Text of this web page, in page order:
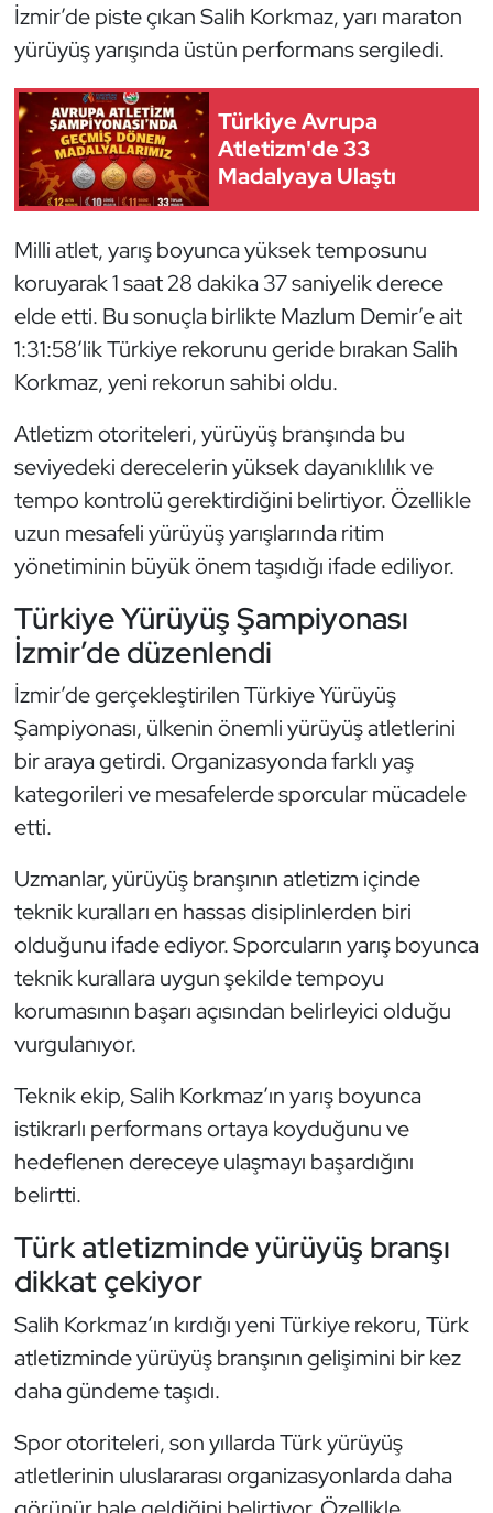
İzmir’de piste çıkan Salih Korkmaz, yarı maraton
yürüyüş yarışında üstün performans sergiledi.
Türkiye Avrupa
Atletizm'de 33
Madalyaya Ulaştı
Milli atlet, yarış boyunca yüksek temposunu
koruyarak 1 saat 28 dakika 37 saniyelik derece
elde etti. Bu sonuçla birlikte Mazlum Demir’e ait
1:31:58’lik Türkiye rekorunu geride bırakan Salih
Korkmaz, yeni rekorun sahibi oldu.
Atletizm otoriteleri, yürüyüş branşında bu
seviyedeki derecelerin yüksek dayanıklılık ve
tempo kontrolü gerektirdiğini belirtiyor. Özellikle
uzun mesafeli yürüyüş yarışlarında ritim
yönetiminin büyük önem taşıdığı ifade ediliyor.
Türkiye Yürüyüş Şampiyonası
İzmir’de düzenlendi
İzmir’de gerçekleştirilen Türkiye Yürüyüş
Şampiyonası, ülkenin önemli yürüyüş atletlerini
bir araya getirdi. Organizasyonda farklı yaş
kategorileri ve mesafelerde sporcular mücadele
etti.
Uzmanlar, yürüyüş branşının atletizm içinde
teknik kuralları en hassas disiplinlerden biri
olduğunu ifade ediyor. Sporcuların yarış boyunca
teknik kurallara uygun şekilde tempoyu
korumasının başarı açısından belirleyici olduğu
vurgulanıyor.
Teknik ekip, Salih Korkmaz’ın yarış boyunca
istikrarlı performans ortaya koyduğunu ve
hedeflenen dereceye ulaşmayı başardığını
belirtti.
Türk atletizminde yürüyüş branşı
dikkat çekiyor
Salih Korkmaz’ın kırdığı yeni Türkiye rekoru, Türk
atletizminde yürüyüş branşının gelişimini bir kez
daha gündeme taşıdı.
Spor otoriteleri, son yıllarda Türk yürüyüş
atletlerinin uluslararası organizasyonlarda daha
Güreş
Halter
Hava Sporları
Hentbol
İşitme Engelli Sporcular
Judo ve Kuraş
Kano ve Rafting
Karate
Kayak
Kempo
Kick Boks
Kürek
Masa Tenisi
Modern Pentatlon
Muay Thai
Okçuluk
Oryantiring
Özel Sporcular
Paralimpik
Satranç
Su Topu
Sualtı Sporları
Tekvando
Tenis